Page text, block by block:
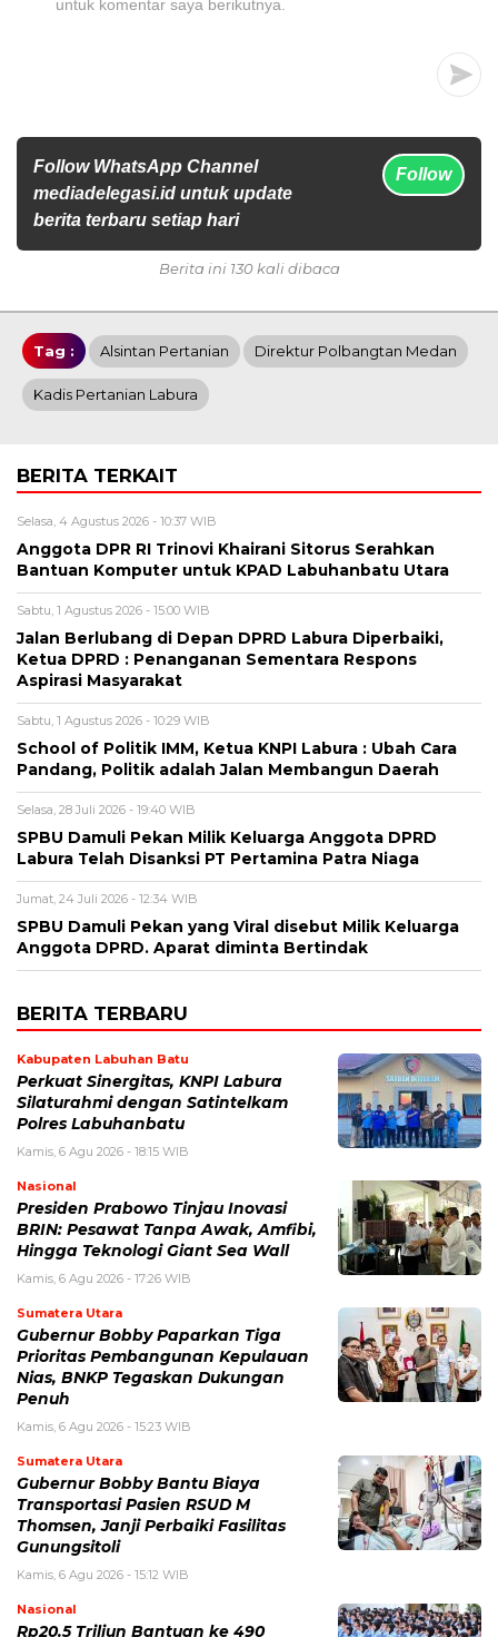
untuk komentar saya berikutnya.
Follow WhatsApp Channel
mediadelegasi.id untuk update
berita terbaru setiap hari
Follow
Berita ini 130 kali dibaca
Tag : Alsintan Pertanian Direktur Polbangtan Medan
Kadis Pertanian Labura
BERITA TERKAIT
Selasa, 4 Agustus 2026 - 10:37 WIB
Anggota DPR RI Trinovi Khairani Sitorus Serahkan
Bantuan Komputer untuk KPAD Labuhanbatu Utara
Sabtu, 1 Agustus 2026 - 15:00 WIB
Jalan Berlubang di Depan DPRD Labura Diperbaiki,
Ketua DPRD : Penanganan Sementara Respons
Aspirasi Masyarakat
Sabtu, 1 Agustus 2026 - 10:29 WIB
School of Politik IMM, Ketua KNPI Labura : Ubah Cara
Pandang, Politik adalah Jalan Membangun Daerah
Selasa, 28 Juli 2026 - 19:40 WIB
SPBU Damuli Pekan Milik Keluarga Anggota DPRD
Labura Telah Disanksi PT Pertamina Patra Niaga
Jumat, 24 Juli 2026 - 12:34 WIB
SPBU Damuli Pekan yang Viral disebut Milik Keluarga
Anggota DPRD. Aparat diminta Bertindak
BERITA TERBARU
Kabupaten Labuhan Batu
Perkuat Sinergitas, KNPI Labura
Silaturahmi dengan Satintelkam
Polres Labuhanbatu
Kamis, 6 Agu 2026 - 18:15 WIB
Nasional
Presiden Prabowo Tinjau Inovasi
BRIN: Pesawat Tanpa Awak, Amfibi,
Hingga Teknologi Giant Sea Wall
Kamis, 6 Agu 2026 - 17:26 WIB
Sumatera Utara
Gubernur Bobby Paparkan Tiga
Prioritas Pembangunan Kepulauan
Nias, BNKP Tegaskan Dukungan
Penuh
Kamis, 6 Agu 2026 - 15:23 WIB
Sumatera Utara
Gubernur Bobby Bantu Biaya
Transportasi Pasien RSUD M
Thomsen, Janji Perbaiki Fasilitas
Gunungsitoli
Kamis, 6 Agu 2026 - 15:12 WIB
Nasional
Rp20.5 Triliun Bantuan ke 490